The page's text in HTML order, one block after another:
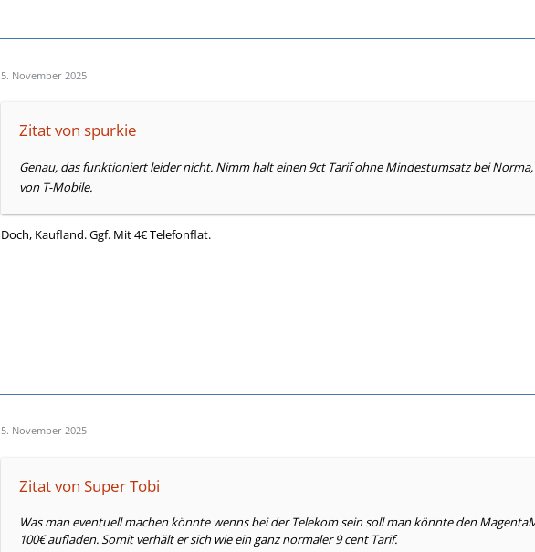
5. November 2025
Zitat von spurkie
Genau, das funktioniert leider nicht. Nimm halt einen 9ct Tarif ohne Mindestumsatz bei
von T-Mobile.
Doch, Kaufland. Ggf. Mit 4€ Telefonflat.
5. November 2025
Zitat von Super Tobi
Was man eventuell machen könnte wenns bei der Telekom sein soll man könnte den
100€ aufladen. Somit verhält er sich wie ein ganz normaler 9 cent Tarif.